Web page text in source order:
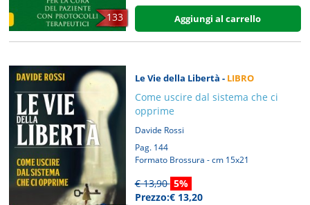
133 Aggiungi al carrello
Le Vie della Libertà - LIBRO
Come uscire dal sistema che ci
opprime
Davide Rossi
Pag. 144
Formato Brossura - cm 15x21
€ 13,90 5%
Prezzo:€ 13,20